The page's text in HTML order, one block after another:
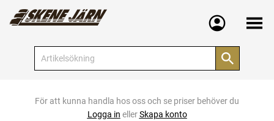
Meny
För att kunna handla hos oss och se priser behöver du
Logga in ellerSkapa konto